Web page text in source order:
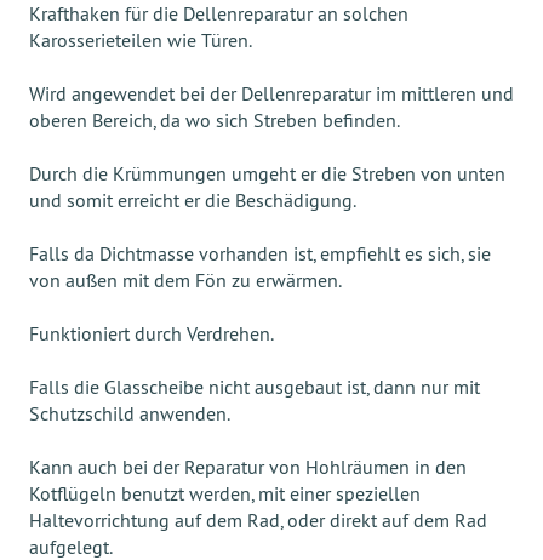
Krafthaken für die Dellenreparatur an solchen
Karosserieteilen wie Türen.
Wird angewendet bei der Dellenreparatur im mittleren und
oberen Bereich, da wo sich Streben befinden.
Durch die Krümmungen umgeht er die Streben von unten
und somit erreicht er die Beschädigung.
Falls da Dichtmasse vorhanden ist, empfiehlt es sich, sie
von außen mit dem Fön zu erwärmen.
Funktioniert durch Verdrehen.
Falls die Glasscheibe nicht ausgebaut ist, dann nur mit
Schutzschild anwenden.
Kann auch bei der Reparatur von Hohlräumen in den
Kotflügeln benutzt werden, mit einer speziellen
Haltevorrichtung auf dem Rad, oder direkt auf dem Rad
aufgelegt.